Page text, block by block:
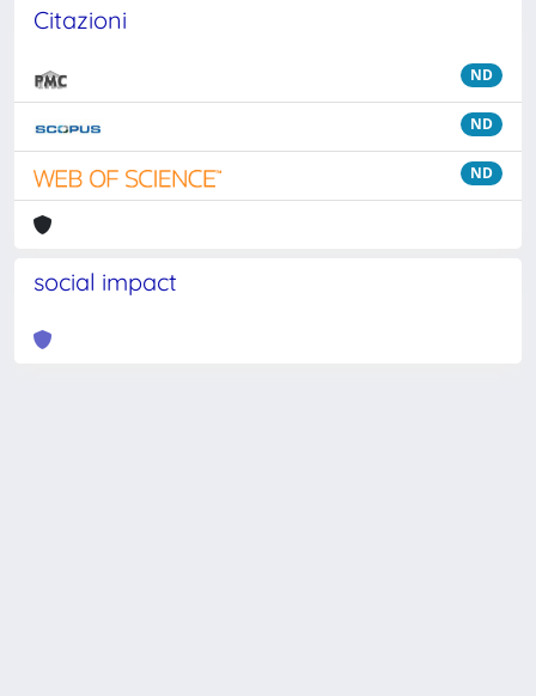
Citazioni
ND
ND
ND
social impact